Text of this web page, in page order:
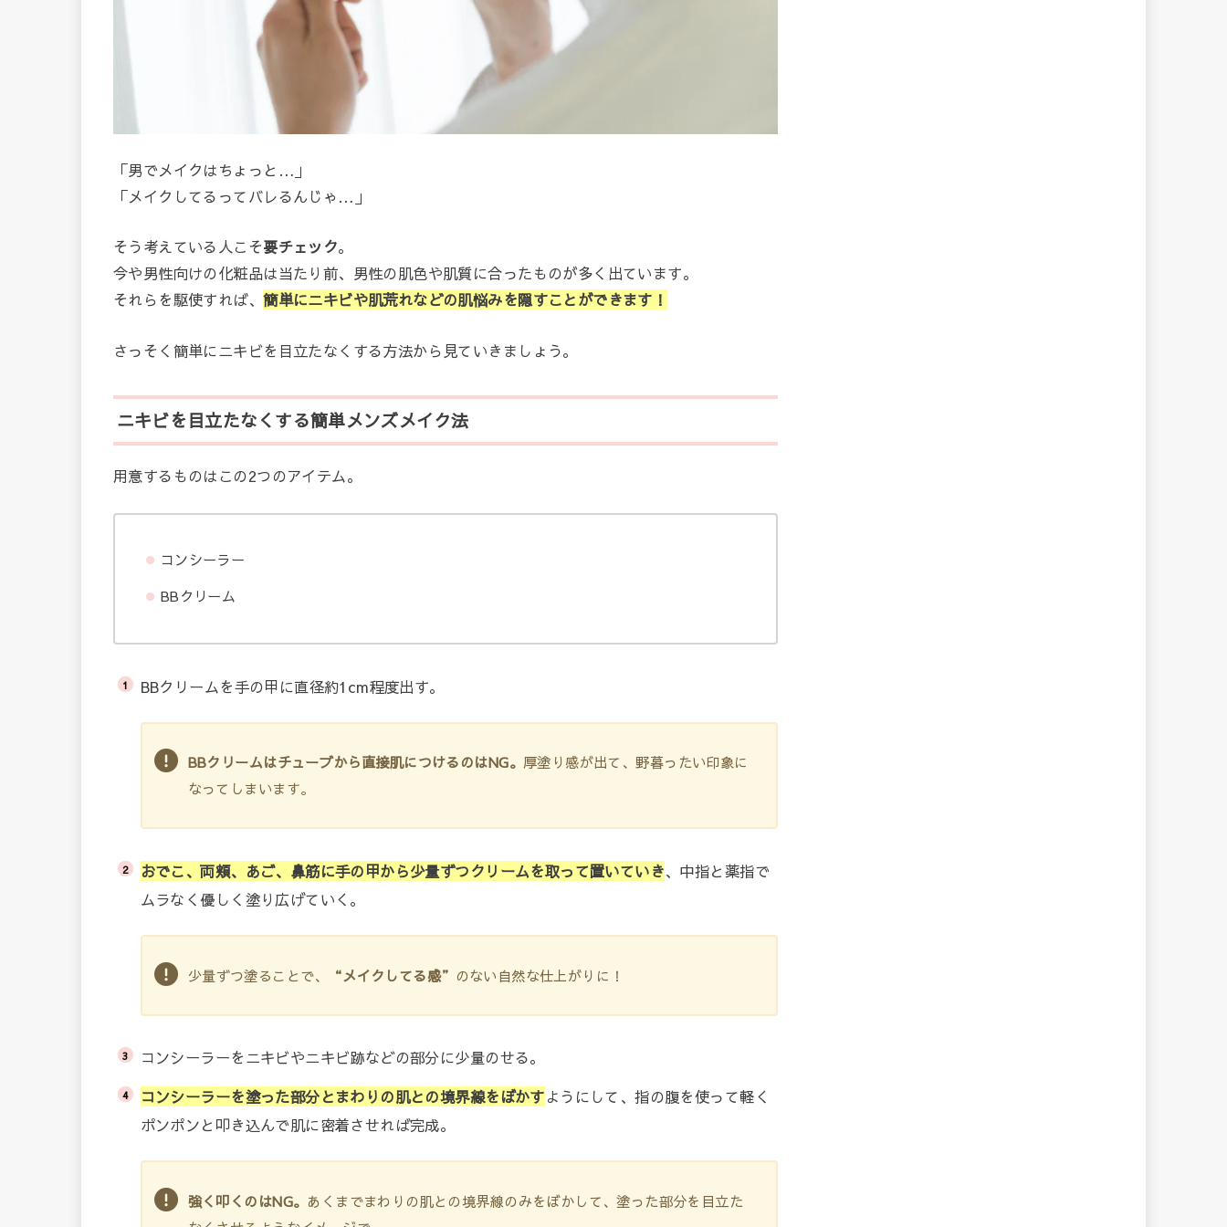
「男でメイクはちょっと…」
「メイクしてるってバレるんじゃ…」
そう考えている人こそ要チェック。
今や男性向けの化粧品は当たり前、男性の肌色や肌質に合ったものが多く出ています。
それらを駆使すれば、簡単にニキビや肌荒れなどの肌悩みを隠すことができます！
さっそく簡単にニキビを目立たなくする方法から見ていきましょう。
ニキビを目立たなくする簡単メンズメイク法
用意するものはこの2つのアイテム。
コンシーラー
BBクリーム
BBクリームを手の甲に直径約1cm程度出す。
BBクリームはチューブから直接肌につけるのはNG。 厚塗り感が出て、野暮ったい印象に
なってしまいます。
おでこ、両頬、あご、鼻筋に手の甲から少量ずつクリームを取って置いていき、中指と薬指で
ムラなく優しく塗り広げていく。
少量ずつ塗ることで、 “メイクしてる感” のない自然な仕上がりに！
コンシーラーをニキビやニキビ跡などの部分に少量のせる。
コンシーラーを塗った部分とまわりの肌との境界線をぼかすようにして、指の腹を使って軽く
ポンポンと叩き込んで肌に密着させれば完成。
強く叩くのはNG。 あくまでまわりの肌との境界線のみをぼかして、塗った部分を目立た